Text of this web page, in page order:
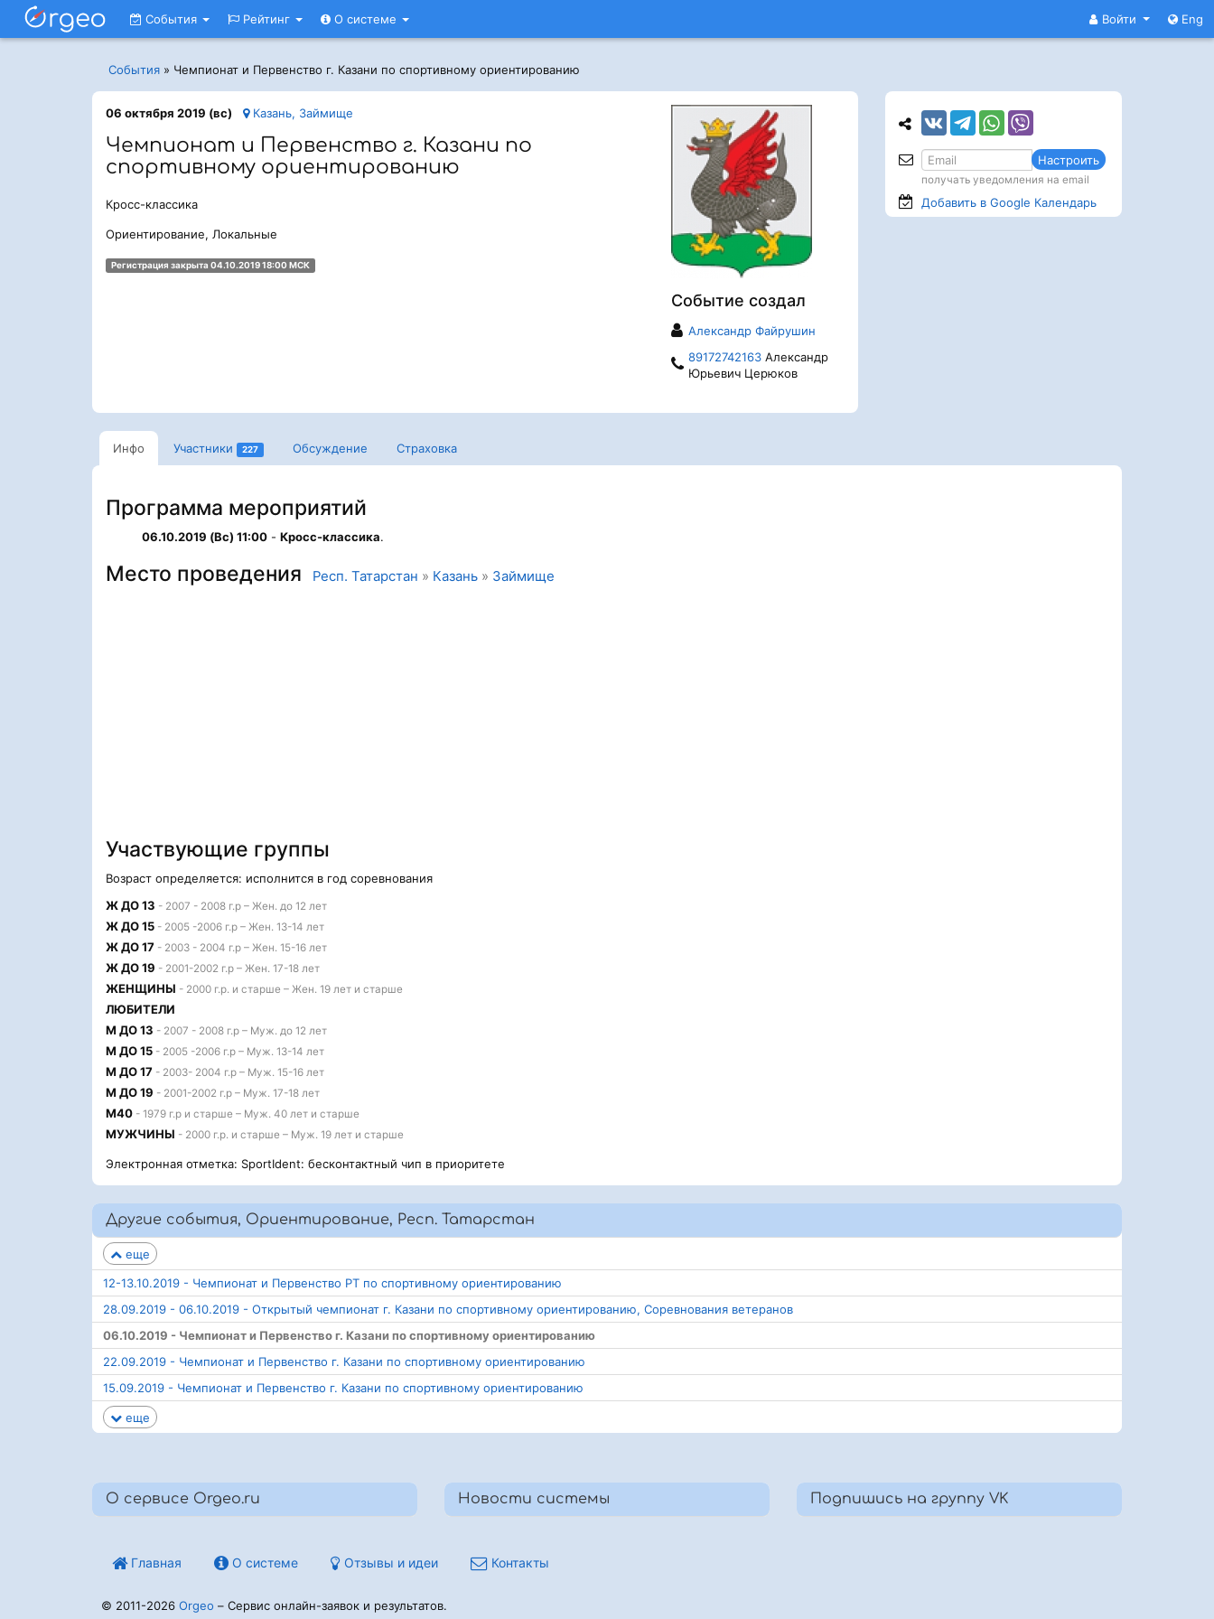
Войти Eng
События Рейтинг О системе
События » Чемпионат и Первенство г. Казани по спортивному ориентированию
Событие создал
Александр Файрушин
89172742163Александр
Юрьевич Церюков
06 октября 2019 (вс) Казань, Займище
Чемпионат и Первенство г. Казани по
спортивному ориентированию
Кросс-классика
Ориентирование, Локальные
Регистрация закрыта 04.10.2019 18:00 МСК
Инфо Участники 227 Обсуждение Страховка
Программа мероприятий
06.10.2019 (Вс) 11:00 - Кросс-классика.
Место проведения Респ. Татарстан » Казань » Займище
Участвующие группы
Возраст определяется: исполнится в год соревнования
Ж ДО 13 - 2007 - 2008 г.р – Жен. до 12 лет
Ж ДО 15 - 2005 -2006 г.р – Жен. 13-14 лет
Ж ДО 17 - 2003 - 2004 г.р – Жен. 15-16 лет
Ж ДО 19 - 2001-2002 г.р – Жен. 17-18 лет
ЖЕНЩИНЫ - 2000 г.р. и старше – Жен. 19 лет и старше
ЛЮБИТЕЛИ
М ДО 13 - 2007 - 2008 г.р – Муж. до 12 лет
М ДО 15 - 2005 -2006 г.р – Муж. 13-14 лет
М ДО 17 - 2003- 2004 г.р – Муж. 15-16 лет
М ДО 19 - 2001-2002 г.р – Муж. 17-18 лет
М40 - 1979 г.р и старше – Муж. 40 лет и старше
МУЖЧИНЫ - 2000 г.р. и старше – Муж. 19 лет и старше
Электронная отметка: SportIdent: бесконтактный чип в приоритете
Другие события, Ориентирование, Респ. Татарстан
еще
12-13.10.2019 - Чемпионат и Первенство РТ по спортивному ориентированию
28.09.2019 - 06.10.2019 - Открытый чемпионат г. Казани по спортивному ориентированию, Соревнования ветеранов
06.10.2019 - Чемпионат и Первенство г. Казани по спортивному ориентированию
22.09.2019 - Чемпионат и Первенство г. Казани по спортивному ориентированию
15.09.2019 - Чемпионат и Первенство г. Казани по спортивному ориентированию
еще
Настроить
получать уведомления на email
Добавить в Google Календарь
О сервисе Orgeo.ru Новости системы Подпишись на группу VK
Главная О системе Отзывы и идеи Контакты
© 2011-2026 Orgeo – Сервис онлайн-заявок и результатов.